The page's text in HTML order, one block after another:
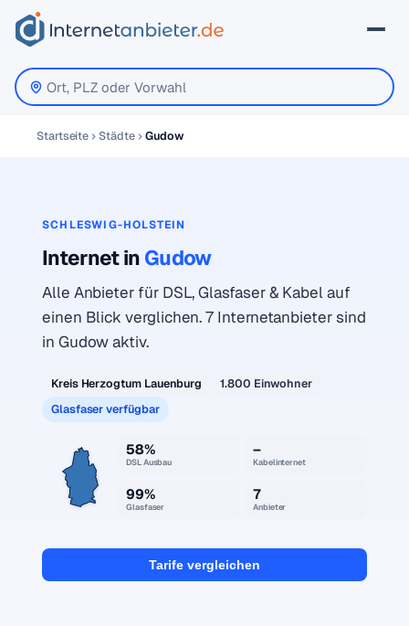
Startseite Städte Gudow
SCHLESWIG-HOLSTEIN
Internet in Gudow
Alle Anbieter für DSL, Glasfaser & Kabel auf
einen Blick verglichen. 7 Internetanbieter sind
in Gudow aktiv.
Kreis Herzogtum Lauenburg
1.800 Einwohner
Glasfaser verfügbar
58%
DSL Ausbau
–
Kabelinternet
99%
Glasfaser
7
Anbieter
Tarife vergleichen